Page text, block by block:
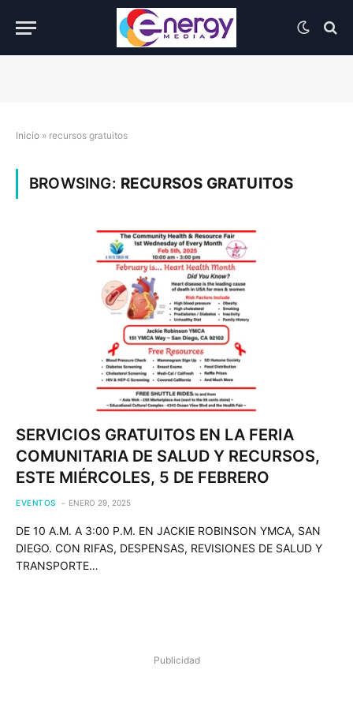
Inicio » recursos gratuitos
BROWSING: RECURSOS GRATUITOS
SERVICIOS GRATUITOS EN LA FERIA
COMUNITARIA DE SALUD Y RECURSOS,
ESTE MIÉRCOLES, 5 DE FEBRERO
EVENTOS ENERO 29, 2025
DE 10 A.M. A 3:00 P.M. EN JACKIE ROBINSON YMCA, SAN
DIEGO. CON RIFAS, DESPENSAS, REVISIONES DE SALUD Y
TRANSPORTE…
Publicidad